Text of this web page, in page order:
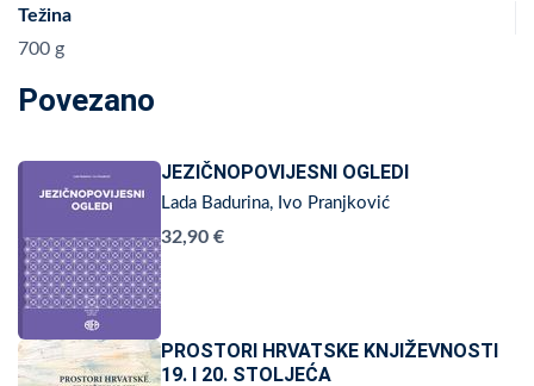
Težina
700 g
Povezano
JEZIČNOPOVIJESNI OGLEDI
Lada Badurina, Ivo Pranjković
32,90 €
PROSTORI HRVATSKE KNJIŽEVNOSTI
19. I 20. STOLJEĆA